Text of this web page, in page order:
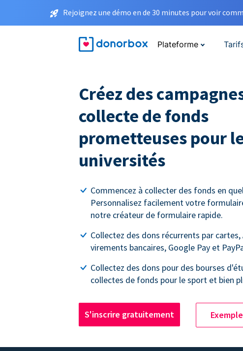
Rejoignez une démo en de 30 minutes pour voir
Plateforme
Créez des
collecte de fonds
prometteuses pour
universités
Commencez à collecter des fonds en
Personnalisez facilement votre
notre créateur de formulaire rapide.
Collectez des dons récurrents par cartes,
virements bancaires, Google Pay et
Collectez des dons pour des bourses
collectes de fonds pour le sport et bien
S'inscrire gratuitement